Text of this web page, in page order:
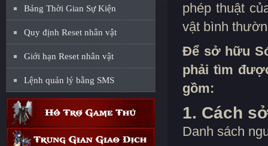
Bảng Thời Gian Sự Kiện
Quy định Reset nhân vật
Giới hạn Reset nhân vật
Lệnh quản lý bằng SMS
phép thuật
vật bình
Để sở hữu
phải tìm
gồm:
1. Cách
Danh sách